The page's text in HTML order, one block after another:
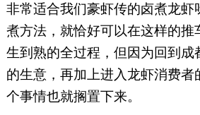
非常适合我们豪虾传的卤煮龙虾
煮方法，就恰好可以在这样的推
生到熟的全过程，但因为回到成
的生意，再加上进入龙虾消费者
个事情也就搁置下来。